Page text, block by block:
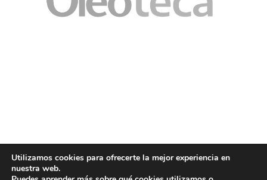
Utilizamos cookies para ofrecerte la mejor experiencia en
nuestra web.